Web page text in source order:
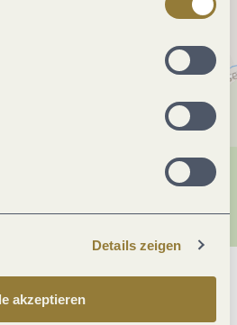
in der Nutzung
Details zeigen
akzeptieren
Informationen